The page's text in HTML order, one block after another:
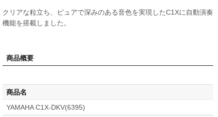
クリアな粒立ち、ピュアで深みのある音色を実現したC1Xに自動演奏
機能を搭載しました。
商品概要
商品名
YAMAHA C1X-DKV(6395)